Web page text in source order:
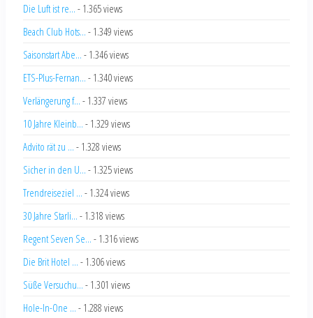
Die Luft ist re... - 1.365 views
Beach Club Hots... - 1.349 views
Saisonstart Abe... - 1.346 views
ETS-Plus-Fernan... - 1.340 views
Verlängerung f... - 1.337 views
10 Jahre Kleinb... - 1.329 views
Advito rät zu ... - 1.328 views
Sicher in den U... - 1.325 views
Trendreiseziel ... - 1.324 views
30 Jahre Starli... - 1.318 views
Regent Seven Se... - 1.316 views
Die Brit Hotel ... - 1.306 views
Süße Versuchu... - 1.301 views
Hole-In-One ... - 1.288 views